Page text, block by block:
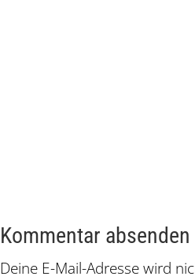
Kommentar absenden
Deine E-Mail-Adresse wird